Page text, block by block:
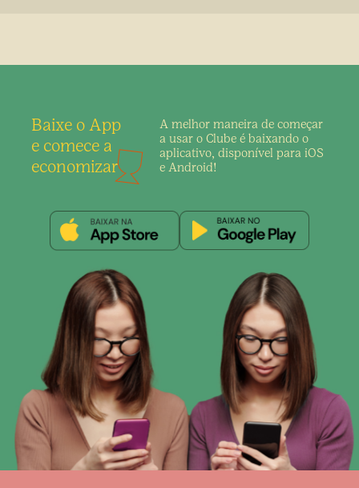
Baixe o App
e comece a
economizar
A melhor maneira de começar
a usar o Clube é baixando o
aplicativo, disponível para iOS
e Android!